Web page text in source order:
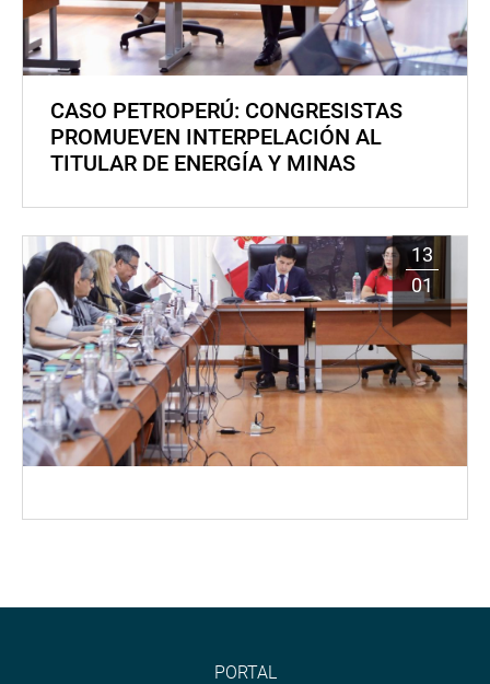
CASO PETROPERÚ: CONGRESISTAS
PROMUEVEN INTERPELACIÓN AL
TITULAR DE ENERGÍA Y MINAS
13
01
PORTAL